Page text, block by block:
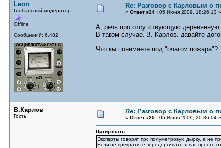
Leon
Глобальный модератор
Offline
Сообщений: 6,482
Re: Разговор с Карловым о
« Ответ #24 : 05 Июня 2009, 18:26:13 »
А, речь про отсутствующую
В таком случае, В. Карлов, давайте
Что вы понимаете под "очагом пожара"?
В.Карлов
Гость
Re: Разговор с Карловым о
« Ответ #25 : 05 Июня 2009, 20:36:04 »
Цитировать
Эксперты говорят про полуметровую дырку, а не
Если не прекратите передергивать, я вас просто